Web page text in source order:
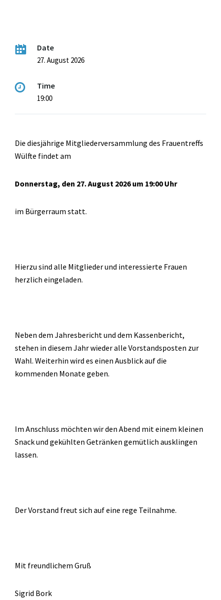
Date
27. August 2026
Time
19:00
Die diesjährige Mitgliederversammlung des Frauentreffs
Wülfte findet am
Donnerstag, den 27. August 2026 um 19:00 Uhr
im Bürgerraum statt.
Hierzu sind alle Mitglieder und interessierte Frauen
herzlich eingeladen.
Neben dem Jahresbericht und dem Kassenbericht,
stehen in diesem Jahr wieder alle Vorstandsposten zur
Wahl. Weiterhin wird es einen Ausblick auf die
kommenden Monate geben.
Im Anschluss möchten wir den Abend mit einem kleinen
Snack und gekühlten Getränken gemütlich ausklingen
lassen.
Der Vorstand freut sich auf eine rege Teilnahme.
Mit freundlichem Gruß
Sigrid Bork